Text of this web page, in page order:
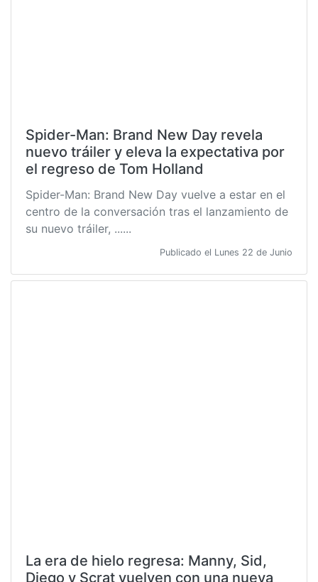
Spider-Man: Brand New Day revela
nuevo tráiler y eleva la expectativa por
el regreso de Tom Holland
Spider-Man: Brand New Day vuelve a estar en el
centro de la conversación tras el lanzamiento de
su nuevo tráiler, ......
Publicado el Lunes 22 de Junio
La era de hielo regresa: Manny, Sid,
Diego y Scrat vuelven con una nueva